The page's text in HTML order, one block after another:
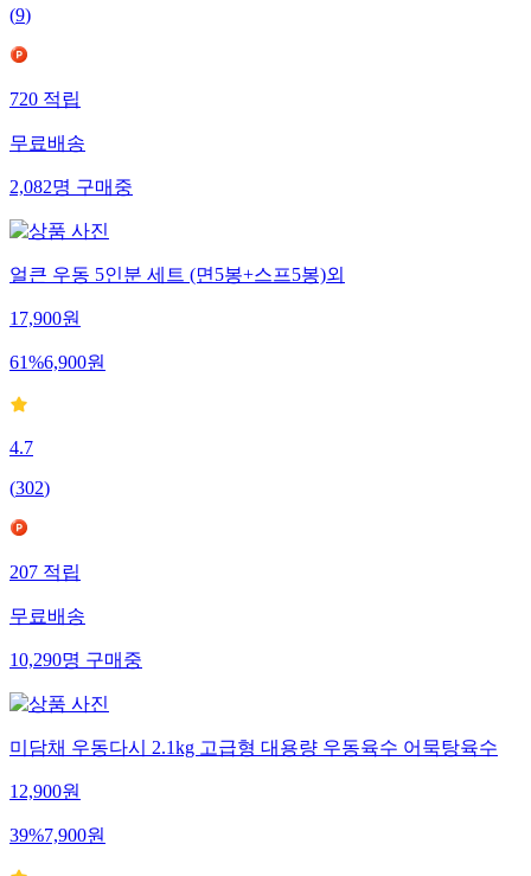
(9)
720적립
무료배송
2,082명구매중
얼큰 우동 5인분 세트 (면5봉+스프5봉)외
17,900원
61%6,900원
4.7
(302)
207적립
무료배송
10,290명구매중
미담채 우동다시 2.1kg 고급형 대용량 우동육수 어묵탕육수
12,900원
39%7,900원